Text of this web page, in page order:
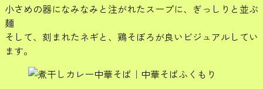
小さめの器になみなみと注がれたスープに、ぎっしりと並ぶ
麺
そして、刻まれたネギと、鶏そぼろが良いビジュアルしてい
ます。